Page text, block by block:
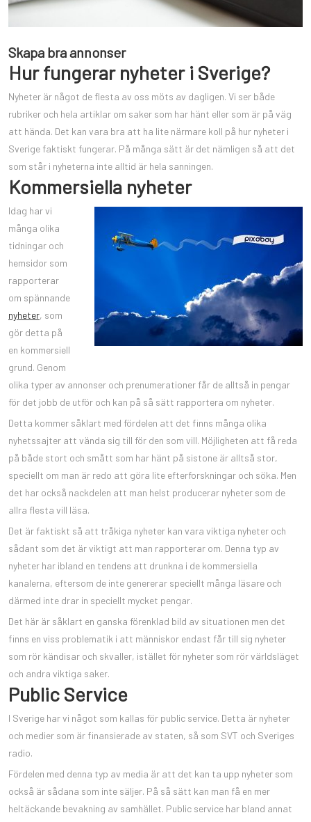
Skapa bra annonser
Hur fungerar nyheter i Sverige?
Nyheter är något de flesta av oss möts av dagligen. Vi ser både
rubriker och hela artiklar om saker som har hänt eller som är på väg
att hända. Det kan vara bra att ha lite närmare koll på hur nyheter i
Sverige faktiskt fungerar. På många sätt är det nämligen så att det
som står i nyheterna inte alltid är hela sanningen.
Kommersiella nyheter
Idag har vi
många olika
tidningar och
hemsidor som
rapporterar
om spännande
nyheter, som
gör detta på
en kommersiell
grund. Genom
olika typer av annonser och prenumerationer får de alltså in pengar
för det jobb de utför och kan på så sätt rapportera om nyheter.
Detta kommer såklart med fördelen att det finns många olika
nyhetssajter att vända sig till för den som vill. Möjligheten att få reda
på både stort och smått som har hänt på sistone är alltså stor,
speciellt om man är redo att göra lite efterforskningar och söka. Men
det har också nackdelen att man helst producerar nyheter som de
allra flesta vill läsa.
Det är faktiskt så att tråkiga nyheter kan vara viktiga nyheter och
sådant som det är viktigt att man rapporterar om. Denna typ av
nyheter har ibland en tendens att drunkna i de kommersiella
kanalerna, eftersom de inte genererar speciellt många läsare och
därmed inte drar in speciellt mycket pengar.
Det här är såklart en ganska förenklad bild av situationen men det
finns en viss problematik i att människor endast får till sig nyheter
som rör kändisar och skvaller, istället för nyheter som rör världsläget
och andra viktiga saker.
Public Service
I Sverige har vi något som kallas för public service. Detta är nyheter
och medier som är finansierade av staten, så som SVT och Sveriges
radio.
Fördelen med denna typ av media är att det kan ta upp nyheter som
också är sådana som inte säljer. På så sätt kan man få en mer
heltäckande bevakning av samhället. Public service har bland annat